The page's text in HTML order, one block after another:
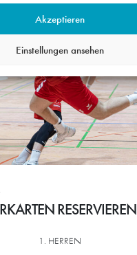
Akzeptieren
Einstellungen ansehen
RESERVIEREN
1. HERREN